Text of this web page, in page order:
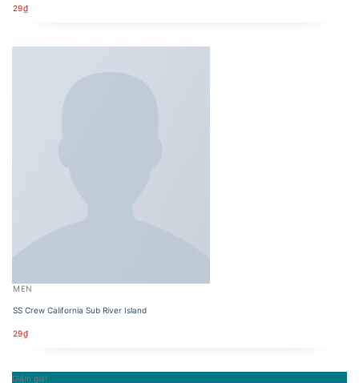
29₫
MEN
SS Crew California Sub River Island
29₫
Giảm giá!